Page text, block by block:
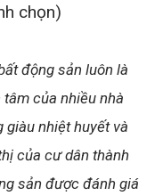
chọn)
động sản luôn là
của nhiều nhà
nhiệt huyết và
của cư dân thành
sản được đánh giá